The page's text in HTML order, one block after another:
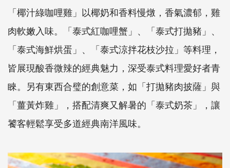
「椰汁綠咖哩雞」以椰奶和香料慢燉，香氣濃郁，雞
肉軟嫩入味。「泰式紅咖哩蟹」、「泰式打拋豬」、
「泰式海鮮烘蛋」、「泰式涼拌花枝沙拉」等料理，
皆展現酸香微辣的經典魅力，深受泰式料理愛好者青
睞。另有東西合璧的創意菜，如「打拋豬肉披薩」與
「薑黃炸雞」，搭配清爽又解暑的「泰式奶茶」，讓
饕客輕鬆享受多道經典南洋風味。